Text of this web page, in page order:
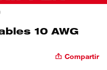
10 AWG
Compartir